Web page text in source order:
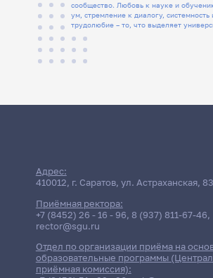
сообщество. Любовь к науке и
ум, стремление к диалогу, системность и
трудолюбие – то, что выделяет
Адрес:
410012, г. Саратов, ул. Астраханская, 83
Приёмная ректора:
+7 (8452) 26 - 16 - 96, 8 (937) 811-67-46,
rector@sgu.ru
Отдел по организации приёма на
образовательные программы
приёмная комиссия):